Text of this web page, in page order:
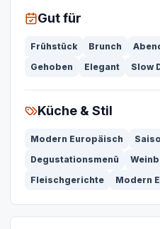
Gut für
Frühstück Brunch
Gehoben
Elegant Slow
Küche & Stil
Modern Europäisch
Degustationsmenü
Fleischgerichte
Modern